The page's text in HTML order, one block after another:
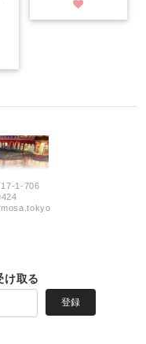
17-1-706
け取る
登録